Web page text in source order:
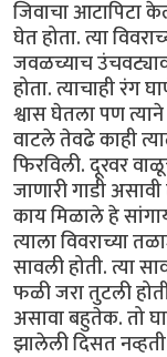
जिवाचा आटापिटा
घेत होता. त्या
जवळच्याच
होता. त्याचाही रंग
श्वास घेतला पण
वाटले तेवढे काही
फिरविली. दूरवर
जाणारी गाडी
काय मिळाले हे
त्याला विवराच्या
सावली होती. त्या
फळी जरा तुटली
असावा बहुतेक. तो
झालेली दिसत